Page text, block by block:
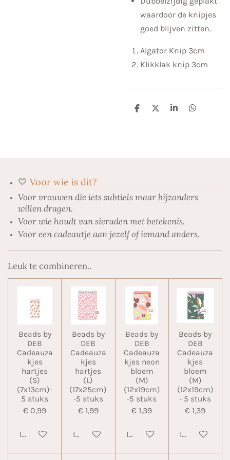
waardoor de knipjes
goed blijven zitten.
Algator Knip 3cm
Klikklak knip 3cm
D
D
S
D
💛 Voor wie is dit?
Voor vrouwen die iets subtiels maar bijzonders
willen dragen.
Voor wie houdt van sieraden met betekenis.
Voor een cadeautje aan jezelf of iemand anders.
Leuk te combineren..
Beads by
DEB
Cadeauza
kjes
hartjes
(S)
(7x13cm)-
5 stuks
€ 0,99
In winkelwagen
Beads by
DEB
Cadeauza
kjes
hartjes
(L)
(17x25cm)
-5 stuks
€ 1,99
In winkelwagen
Beads by
DEB
Cadeauza
kjes neon
bloem
(M)
(12x19cm)
-5 stuks
€ 1,39
In winkelwagen
Beads by
DEB
Cadeauza
kjes
bloem
(M)
(12x19cm)
- 5 stuks
€ 1,39
In